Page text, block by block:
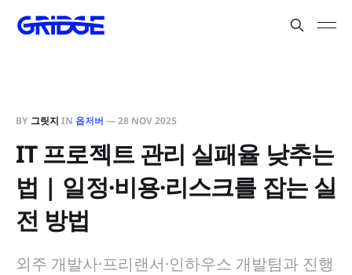
BY 그릿지 IN 옵저버 —28 NOV 2025
IT 프로젝트 관리 실패율 낮추는
법 | 일정·비용·리스크를 잡는 실
전 방법
외주 개발사·프리랜서·인하우스 개발팀과 진행